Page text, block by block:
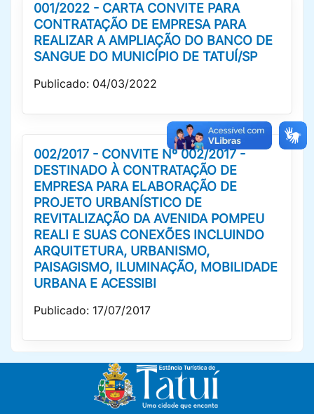
001/2022 - CARTA CONVITE PARA
CONTRATAÇÃO DE EMPRESA PARA
REALIZAR A AMPLIAÇÃO DO BANCO DE
SANGUE DO MUNICÍPIO DE TATUÍ/SP
Publicado: 04/03/2022
002/2017 - CONVITE Nº 002/2017 -
DESTINADO À CONTRATAÇÃO DE
EMPRESA PARA ELABORAÇÃO DE
PROJETO URBANÍSTICO DE
REVITALIZAÇÃO DA AVENIDA POMPEU
REALI E SUAS CONEXÕES INCLUINDO
ARQUITETURA, URBANISMO,
PAISAGISMO, ILUMINAÇÃO, MOBILIDADE
URBANA E ACESSIBI
Publicado: 17/07/2017